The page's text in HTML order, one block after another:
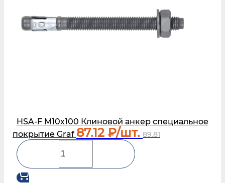
HSA-F М10х100 Клиновой анкер специальное
покрытие Graf 87.12 ₽/шт. 89.81